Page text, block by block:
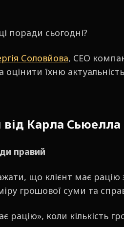
поради сьогодні?
Соловйова, CEO
їхню
від Карла Сьюелла
правий
що клієнт має рацію
грошової суми та
рацію», коли кількість